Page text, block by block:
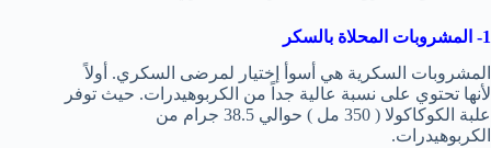
1- المشروبات المحلاة بالسكر
المشروبات السكرية هي أسوأ إختيار لمرضى السكري. أولاً
لأنها تحتوي على نسبة عالية جداً من الكربوهيدرات. حيث توفر
علبة الكوكاكولا ( 350 مل ) حوالي 38.5 جرام من
الكربوهيدرات.